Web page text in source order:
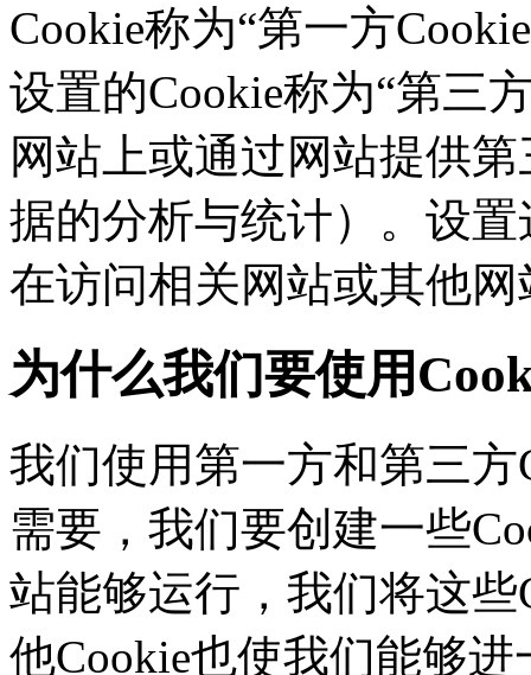
Cookie称为“第一方
设置的Cookie称为“第三
网站上或通过网站提供第
据的分析与统计）。设
在访问相关网站或其他
为什么我们要使用
我们使用第一方和第三
需要，我们要创建一
站能够运行，我们将这
他Cookie也使我们能够进